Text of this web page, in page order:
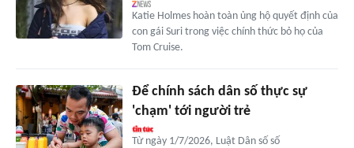
Katie Holmes hoàn toàn ủng hộ quyết định của
con gái Suri trong việc chính thức bỏ họ của
Tom Cruise.
Để chính sách dân số thực sự
'chạm' tới người trẻ
Từ ngày 1/7/2026, Luật Dân số số